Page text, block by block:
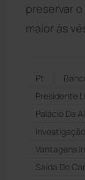
preservar
maior às
Pt
Presidente
Palácio Da
Vantagens
Saída Do